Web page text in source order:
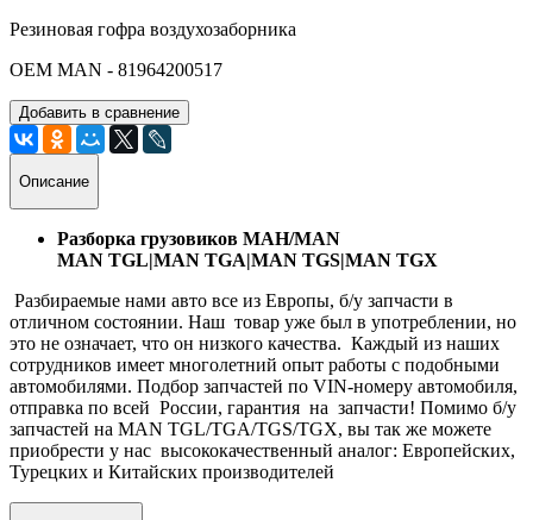
Резиновая гофра воздухозаборника
OEM MAN - 81964200517
Добавить в сравнение
Описание
Разборка грузовиков МАН/MAN
MAN TGL|MAN TGA|MAN TGS|MAN TGX
Разбираемые нами авто все из Европы, б/у запчасти в
отличном состоянии. Наш товар уже был в употреблении, но
это не означает, что он низкого качества. Каждый из наших
сотрудников имеет многолетний опыт работы с подобными
автомобилями. Подбор запчастей по VIN-номеру автомобиля,
отправка по всей России, гарантия на запчасти! Помимо б/у
запчастей на MAN TGL/TGA/TGS/TGX, вы так же можете
приобрести у нас высококачественный аналог: Европейских,
Турецких и Китайских производителей